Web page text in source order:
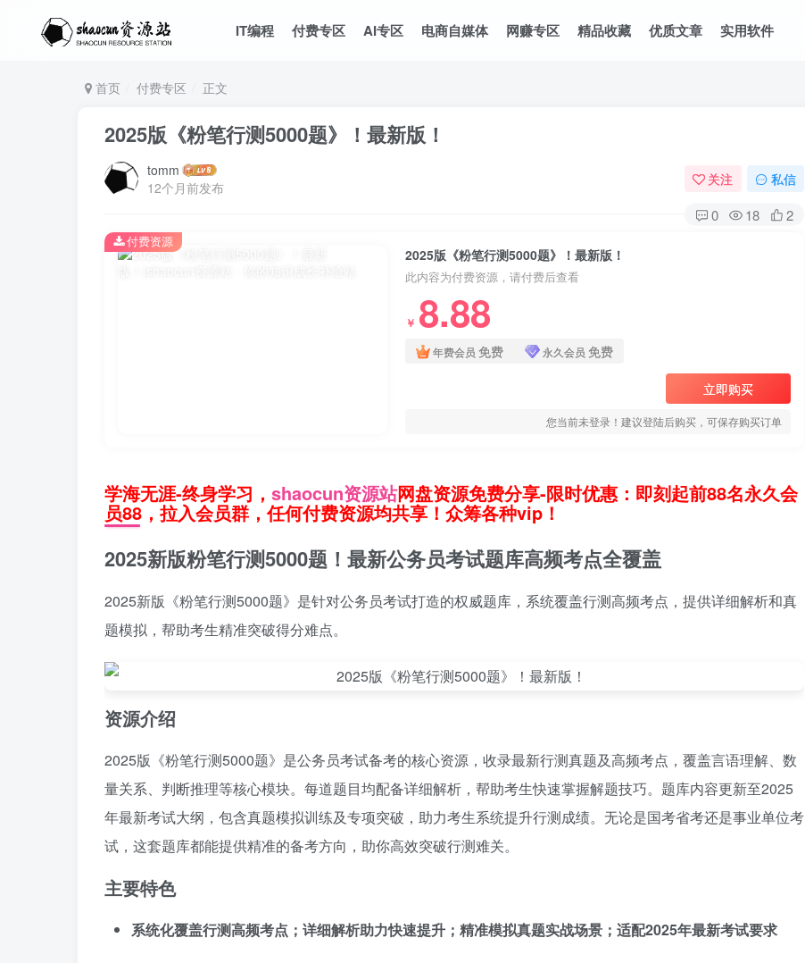
IT编程 付费专区 AI专区 电商自媒体 网赚专区 精品收藏 优质文章 实用软件
首页 付费专区 正文
2025版《粉笔行测5000题》！最新版！
tomm
12个月前发布
关注 私信
0 18 2
2025版《粉笔行测5000题》！最新版！
此内容为付费资源，请付费后查看
￥ 8.88
年费会员 免费 永久会员 免费
立即购买
您当前未登录！建议登陆后购买，可保存购买订单
付费资源
学海无涯-终身学习， shaocun资源站网盘资源免费分享-限时优惠：即刻起前88名永久会
员88，拉入会员群，任何付费资源均共享！众筹各种vip！
2025新版粉笔行测5000题！最新公务员考试题库高频考点全覆盖
2025新版《粉笔行测5000题》是针对公务员考试打造的权威题库，系统覆盖行测高频考点，提供详细解析和真
题模拟，帮助考生精准突破得分难点。
资源介绍
2025版《粉笔行测5000题》是公务员考试备考的核心资源，收录最新行测真题及高频考点，覆盖言语理解、数
量关系、判断推理等核心模块。每道题目均配备详细解析，帮助考生快速掌握解题技巧。题库内容更新至2025
年最新考试大纲，包含真题模拟训练及专项突破，助力考生系统提升行测成绩。无论是国考省考还是事业单位考
试，这套题库都能提供精准的备考方向，助你高效突破行测难关。
主要特色
系统化覆盖行测高频考点；详细解析助力快速提升；精准模拟真题实战场景；适配2025年最新考试要求